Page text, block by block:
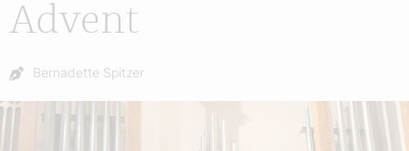
Advent
Autor:
Bernadette Spitzer